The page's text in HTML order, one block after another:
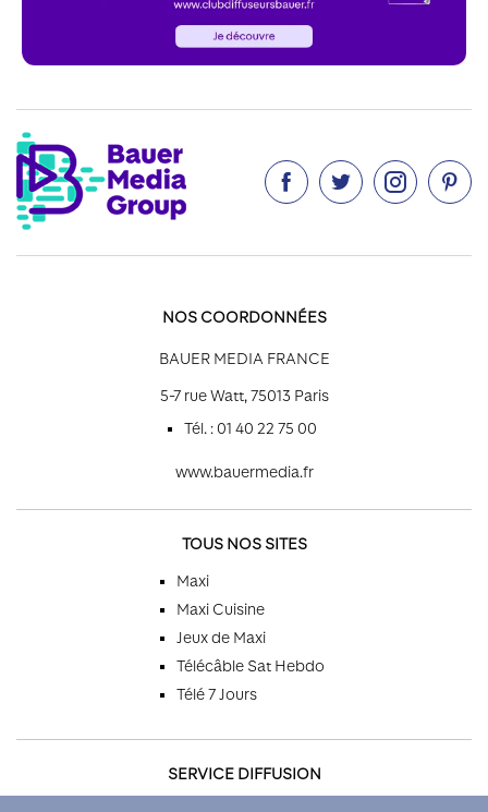
   
NOS COORDONNÉES
BAUER MEDIA FRANCE
5-7 rue Watt, 75013 Paris
Tél. : 01 40 22 75 00
www.bauermedia.fr
TOUS NOS SITES
Maxi
Maxi Cuisine
Jeux de Maxi
Télécâble Sat Hebdo
Télé 7 Jours
SERVICE DIFFUSION